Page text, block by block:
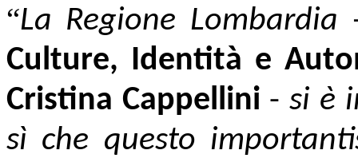
“La Regione Lombardia
Culture, Identità e
Cristina Cappellini -si è
sì che questo